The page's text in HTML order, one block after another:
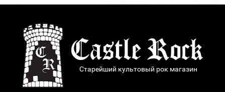
Старейший культовый рок магазин